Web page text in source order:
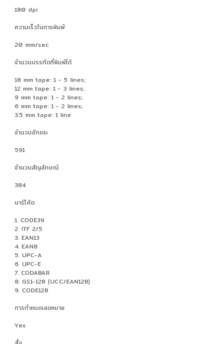
180 dpi
ความเร็วในการพิมพ์
20 mm/sec
จำนวนบรรทัดที่พิมพ์ได้
18 mm tape: 1 - 5 lines;
12 mm tape: 1 - 3 lines;
9 mm tape: 1 - 2 lines;
6 mm tape: 1 - 2 lines;
3.5 mm tape: 1 line
จำนวนอักขระ
591
จำนวนสัญลักษณ์
384
บาร์โค้ด
1. CODE39
2. ITF 2/5
3. EAN13
4. EAN8
5. UPC-A
6. UPC-E
7. CODABAR
8. GS1-128 (UCC/EAN128)
9. CODE128
การกำหนดเลขหมาย
Yes